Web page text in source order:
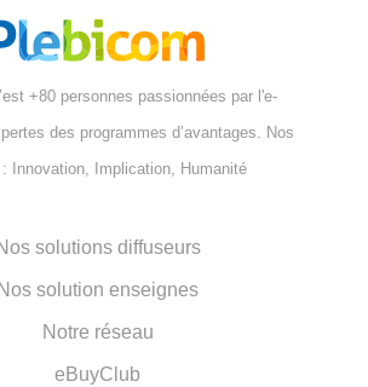
+80 personnes passionnées par l'e-
des programmes d’avantages. Nos
Innovation, Implication, Humanité
solutions diffuseurs
Nos solution enseignes
Notre réseau
eBuyClub